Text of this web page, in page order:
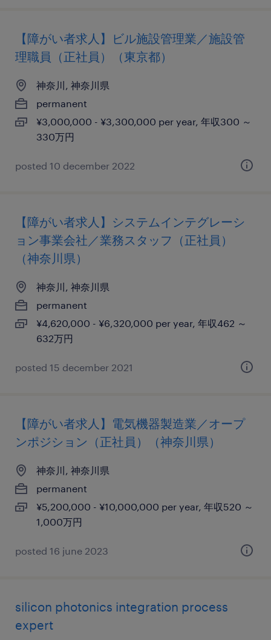
【障がい者求人】ビル施設管理業／施設管
理職員（正社員）（東京都）
神奈川, 神奈川県
permanent
¥3,000,000 - ¥3,300,000 per year, 年収300 ～
330万円
posted 10 december 2022
【障がい者求人】システムインテグレーシ
ョン事業会社／業務スタッフ（正社員）
（神奈川県）
神奈川, 神奈川県
permanent
¥4,620,000 - ¥6,320,000 per year, 年収462 ～
632万円
posted 15 december 2021
【障がい者求人】電気機器製造業／オープ
ンポジション（正社員）（神奈川県）
神奈川, 神奈川県
permanent
¥5,200,000 - ¥10,000,000 per year, 年収520 ～
1,000万円
posted 16 june 2023
silicon photonics integration process
expert